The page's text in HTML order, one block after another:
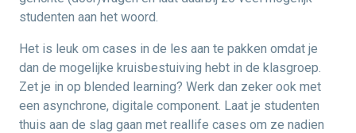
studenten aan het woord.
Het is leuk om cases in de les aan te pakken omdat je
dan de mogelijke kruisbestuiving hebt in de klasgroep.
Zet je in op blended learning? Werk dan zeker ook met
een asynchrone, digitale component. Laat je studenten
thuis aan de slag gaan met reallife cases om ze nadien